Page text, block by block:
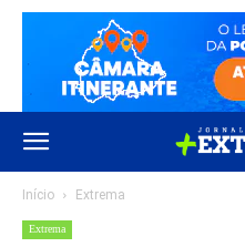
Início Extrema
Extrema